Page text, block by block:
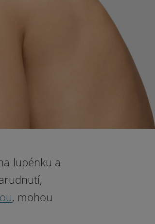
lupénku a
, mohou